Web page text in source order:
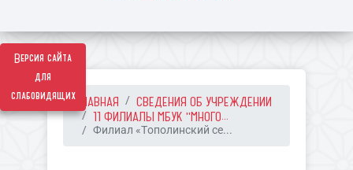
Версия сайта
для
слабовидящихГЛАВНАЯ
СВЕДЕНИЯ ОБ УЧРЕЖДЕНИИ
11 ФИЛИАЛЫ МБУК "МНОГО...
Филиал «Тополинский се...